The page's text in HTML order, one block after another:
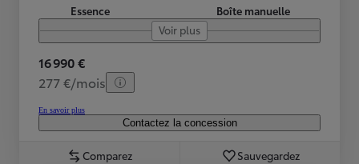
Essence
Boîte manuelle
Voir plus
16 990 €
277 €/mois
En savoir plus
Contactez la concession
Comparez Sauvegardez